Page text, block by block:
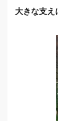
大きな支え